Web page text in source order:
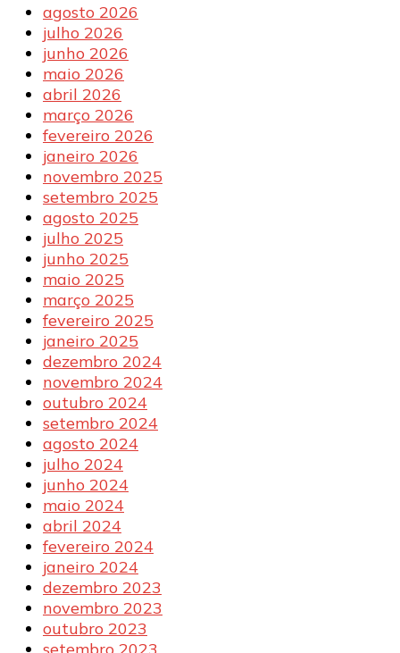
agosto 2026
julho 2026
junho 2026
maio 2026
abril 2026
março 2026
fevereiro 2026
janeiro 2026
novembro 2025
setembro 2025
agosto 2025
julho 2025
junho 2025
maio 2025
março 2025
fevereiro 2025
janeiro 2025
dezembro 2024
novembro 2024
outubro 2024
setembro 2024
agosto 2024
julho 2024
junho 2024
maio 2024
abril 2024
fevereiro 2024
janeiro 2024
dezembro 2023
novembro 2023
outubro 2023
setembro 2023